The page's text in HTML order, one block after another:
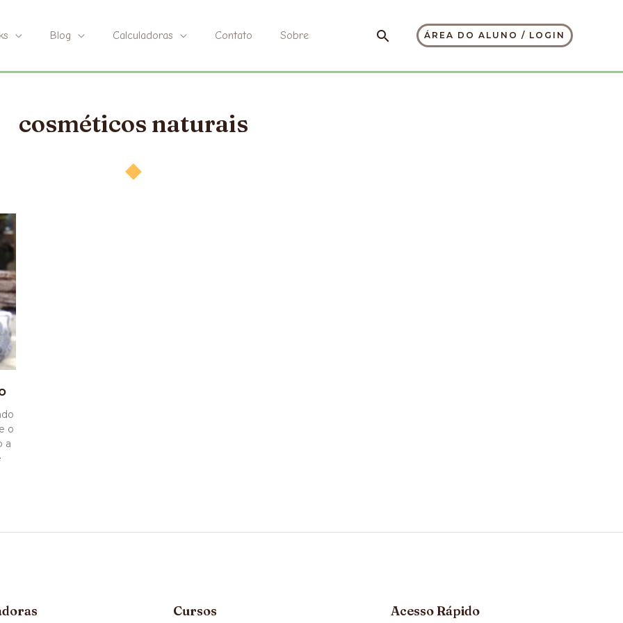
Blog Calculadoras Contato Sobre PesquisarÁREA DO ALUNO / LOGIN
cosméticos naturais
o
a
Cursos Acesso Rápido